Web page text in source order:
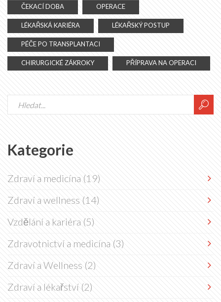
ČEKACÍ DOBA OPERACE
LÉKAŘSKÁ KARIÉRA LÉKAŘSKÝ POSTUP
PÉČE PO TRANSPLANTACI
CHIRURGICKÉ ZÁKROKY PŘÍPRAVA NA OPERACI
Kategorie
Zdraví a medicína(19)
Zdraví a wellness(14)
Vzdělání a kariéra(5)
Zdravotnictví a medicína(3)
Zdraví a Wellness(2)
Zdraví a lékařství(2)